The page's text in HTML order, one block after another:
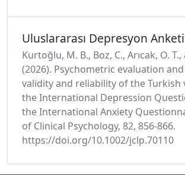
Uluslararası Depresyon Anketi
Kurtoğlu, M. B., Boz, C., Arıcak, O.
(2026). Psychometric evaluation
validity and reliability of the Turkish
the International Depression
the International Anxiety
of Clinical Psychology, 82, 856-866.
https://doi.org/10.1002/jclp.70110